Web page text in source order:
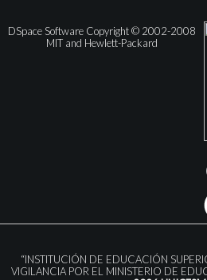
DSpace Software Copyright © 2002-2008
MIT and Hewlett-Packard
“INSTITUCIÓN DE EDUCACIÓN
VIGILANCIA POR EL MINISTERIO DE